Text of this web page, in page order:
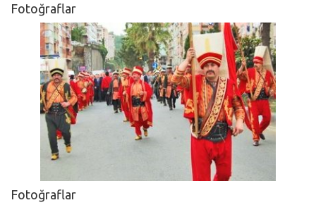
Fotoğraflar
Fotoğraflar